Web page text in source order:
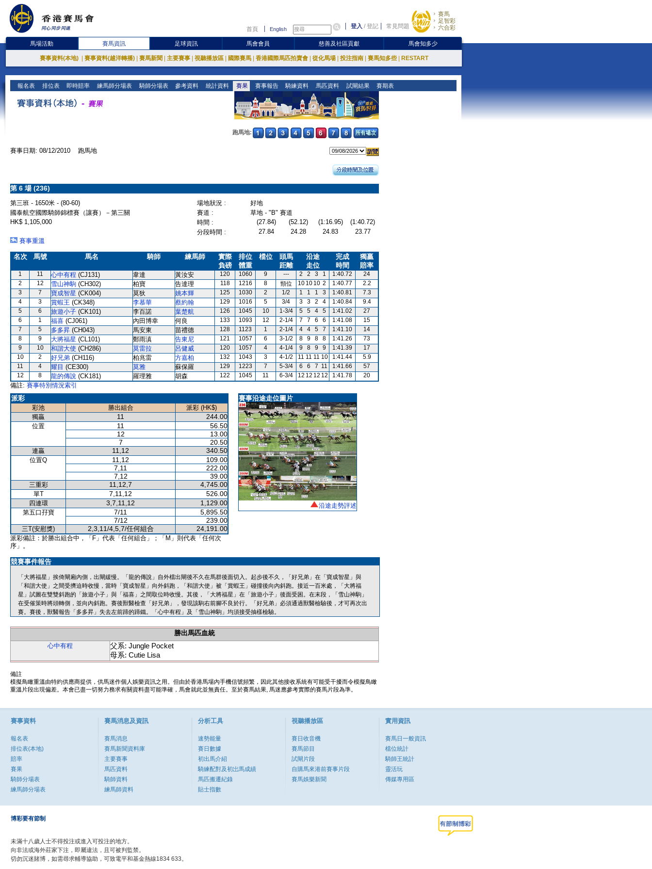
首頁 English 登入 /登記 常見問題
賽馬
足智彩
六合彩
馬場活動 賽馬資訊 足球資訊 馬會會員 慈善及社區貢獻 馬會知多少
賽事資料(本地) 賽事資料(越洋轉播) 賽馬新聞 主要賽事 視聽播放區 國際賽馬 香港國際馬匹拍賣會 從化馬場 投注指南 賽馬知多些 RESTART
報名表 排位表 即時賠率 練馬師分場表 騎師分場表 參考資料 統計資料 賽果 賽事報告 騎練資料 馬匹資料 試閘結果 賽期表
跑馬地:
賽事日期: 08/12/2010 跑馬地
第 6 場 (236)
第三班 - 1650米 - (80-60) 場地狀況 :
好地
國泰航空國際騎師錦標賽（讓賽）－第三關
賽道 :
草地 - "B" 賽道
HK$ 1,105,000
時間 : (27.84) (52.12) (1:16.95)
(1:40.72)
分段時間 :
27.84 24.28 24.83
23.77
賽事重溫
名次 馬號 馬名 騎師 練馬師
實際
負磅
排位
體重
檔位
頭馬
距離
沿途
走位
完成
時間
獨贏
賠率
1 11 心中有程 (CJ131) 韋達 黃汝安 120 1060 9 --- 2 2 3 1 1:40.72
24
2
12 雪山神駒 (CH302) 柏寶 告達理 118 1216 8 頸位 10 10 10 2 1:40.77
2.2
3
7 寶成智星 (CK004) 莫狄 姚本輝 125 1030 2 1/2 1 1 1 3 1:40.81
7.3
4
3 賞蝦王 (CK348) 李慕華 蔡約翰 129 1016 5 3/4 3 3 2 4 1:40.84
9.4
5
6 旅遊小子 (CK101) 李百諾 葉楚航 126 1045 10 1-3/4 5 5 4 5 1:41.02
27
6
1 福喜 (CJ061) 內田博幸 何良 133 1093 12 2-1/4 7 7 6 6 1:41.08
15
7
5 多多昇 (CH043) 馬安東 苗禮德 128 1123 1 2-1/4 4 4 5 7 1:41.10
14
8
9 大將福星 (CL101) 鄭雨滇 告東尼 121 1057 6 3-1/2 8 9 8 8 1:41.26
73
9
10 和諧大使 (CH286) 莫雷拉 呂健威 120 1057 4 4-1/4 9 8 9 9 1:41.39
17
10
2 好兄弟 (CH116) 柏兆雷 方嘉柏 132 1043 3 4-1/2 11 11 11 10 1:41.44
5.9
11
4 耀目 (CE300) 莫雅 蘇保羅 129 1223 7 5-3/4 6 6 7 11 1:41.66
57
12
8 龍的傳說 (CK181) 羅理雅 胡森 122 1045 11 6-3/4 12 12 12 12 1:41.78 20
備註: 賽事特別情況索引
派彩
彩池 勝出組合
派彩 (HK$)
獨贏
11 244.00
位置 11
56.50
12
13.00
7
20.50
連贏 11,12 340.50
位置Q 11,12
109.00
7,11
222.00
7,12
39.00
三重彩 11,12,7 4,745.00
單T 7,11,12 526.00
四連環 3,7,11,12 1,129.00
第五口孖寶 7/11
5,895.50
7/12
239.00
三T(安慰獎) 2,3,11/4,5,7/任何組合 24,191.00
派彩備註：於勝出組合中，「F」代表「任何組合」；「M」則代表「任何次
序」。
賽事沿途走位圖片
沿途走勢評述
競賽事件報告
「大將福星」挨倚閘廂內側，出閘緩慢。「龍的傳說」自外檔出閘後不久在馬群後面切入。起步後不久，「好兄弟」在「寶成智星」與
「和諧大使」之間受擠迫時收慢，當時「寶成智星」向外斜跑，「和諧大使」被「賞蝦王」碰撞後向內斜跑。接近一百米處，「大將福
星」試圖在雙雙斜跑的「旅遊小子」與「福喜」之間取位時收慢。其後，「大將福星」在「旅遊小子」後面受困。在末段，「雪山神駒」
在受催策時將頭轉側，並向內斜跑。賽後獸醫檢查「好兄弟」，發現該駒右前腳不良於行。「好兄弟」必須通過獸醫檢驗後，才可再次出
賽。賽後，獸醫報告「多多昇」失去左前蹄的蹄鐵。「心中有程」及「雪山神駒」均須接受抽樣檢驗。
勝出馬匹血統
心中有程
父系: Jungle Pocket
母系: Cutie Lisa
備註
模擬鳥瞰重溫由特約供應商提供，供馬迷作個人娛樂資訊之用。但由於香港馬場內手機信號頻繁，因此其他接收系統有可能受干擾而令模擬鳥瞰
重溫片段出現偏差。本會已盡一切努力務求有關資料盡可能準確，馬會就此並無責任。至於賽馬結果, 馬迷應參考實際的賽馬片段為準。
賽事資料
報名表
排位表(本地)
賠率
賽果
騎師分場表
練馬師分場表
賽馬消息及資訊
賽馬消息
賽馬新聞資料庫
主要賽事
馬匹資料
騎師資料
練馬師資料
分析工具
速勢能量
賽日數據
初出馬介紹
騎練配對及初岀馬成績
馬匹搬遷紀錄
貼士指數
視聽播放區
賽日收音機
賽馬節目
試閘片段
自購馬來港前賽事片段
賽馬娛樂新聞
實用資訊
賽馬日一般資訊
檔位統計
騎師王統計
靈活玩
傳媒專用區
博彩要有節制
未滿十八歲人士不得投注或進入可投注的地方。
向非法或海外莊家下注，即屬違法，且可被判監禁。
切勿沉迷賭博，如需尋求輔導協助，可致電平和基金熱線1834 633。